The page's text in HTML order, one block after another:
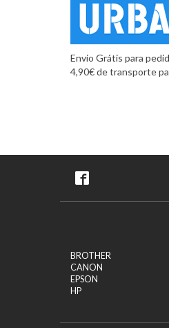
Envio Grátis para
4,90€ de transporte
BROTHER
CANON
EPSON
HP